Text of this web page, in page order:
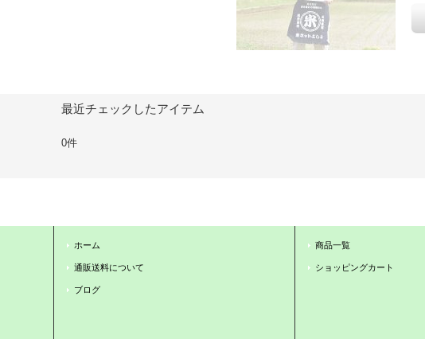
最近チェックしたアイテム
0件
ホーム
通販送料について
ブログ
商品一覧
ショッピングカート